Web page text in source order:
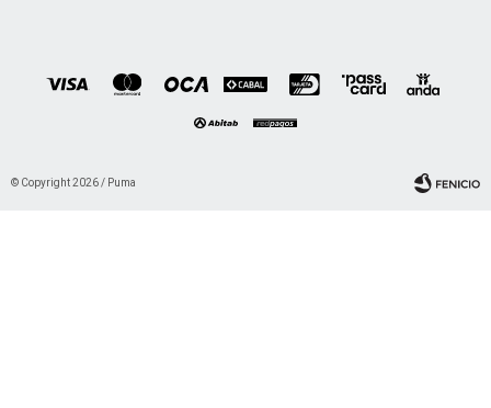
© Copyright 2026 / Puma